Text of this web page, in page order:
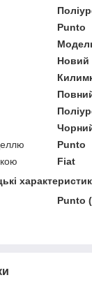
Punto
Новий
Punto
Fiat
Punto